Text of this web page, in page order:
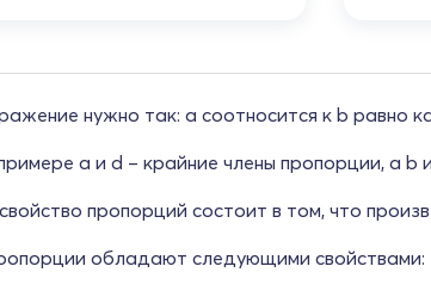
нужно так: a соотносится к b равно
a и d – крайние члены пропорции, а b
пропорций состоит в том, что
обладают следующими свойствами: